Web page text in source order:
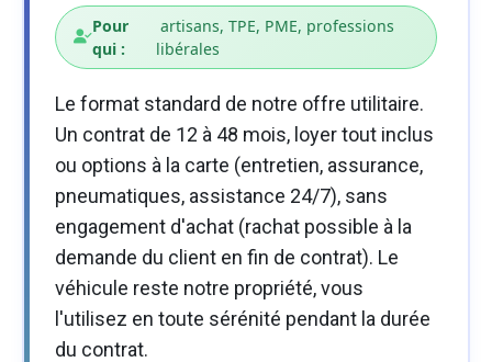
Pour
qui :
artisans, TPE, PME, professions
libérales
Le format standard de notre offre utilitaire.
Un contrat de 12 à 48 mois, loyer tout inclus
ou options à la carte (entretien, assurance,
pneumatiques, assistance 24/7), sans
engagement d'achat (rachat possible à la
demande du client en fin de contrat). Le
véhicule reste notre propriété, vous
l'utilisez en toute sérénité pendant la durée
du contrat.